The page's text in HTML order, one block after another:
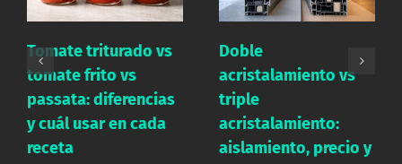
Doble
acristalamiento vs
triple
acristalamiento:
aislamiento, precio y
Sal marina vs sal
yodada: diferencias
nutricionales, usos y
mitos frecuentes